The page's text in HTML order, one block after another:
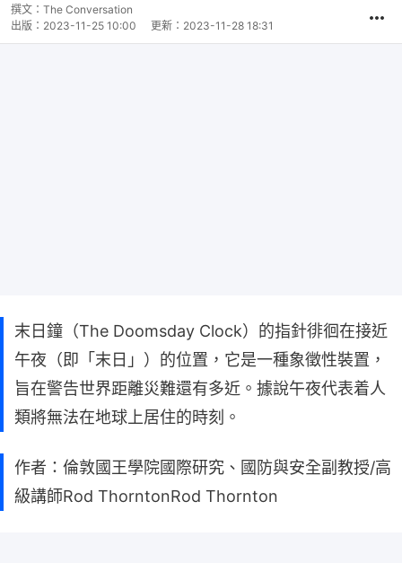
撰文： The Conversation
出版： 2023-11-25 10:00 更新： 2023-11-28 18:31
末日鐘（The Doomsday Clock）的指針徘徊在接近
午夜（即「末日」）的位置，它是一種象徵性裝置，
旨在警告世界距離災難還有多近。據說午夜代表着人
類將無法在地球上居住的時刻。
作者：倫敦國王學院國際研究、國防與安全副教授/高
級講師Rod ThorntonRod Thornton